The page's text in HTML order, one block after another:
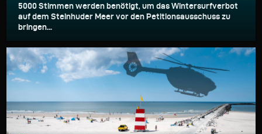
5000 Stimmen werden benötigt, um das Wintersurfverbot
auf dem Steinhuder Meer vor den Petitionsausschuss zu
bringen...